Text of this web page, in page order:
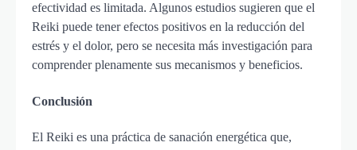
efectividad es limitada. Algunos estudios sugieren que el
Reiki puede tener efectos positivos en la reducción del
estrés y el dolor, pero se necesita más investigación para
comprender plenamente sus mecanismos y beneficios.
Conclusión
El Reiki es una práctica de sanación energética que,